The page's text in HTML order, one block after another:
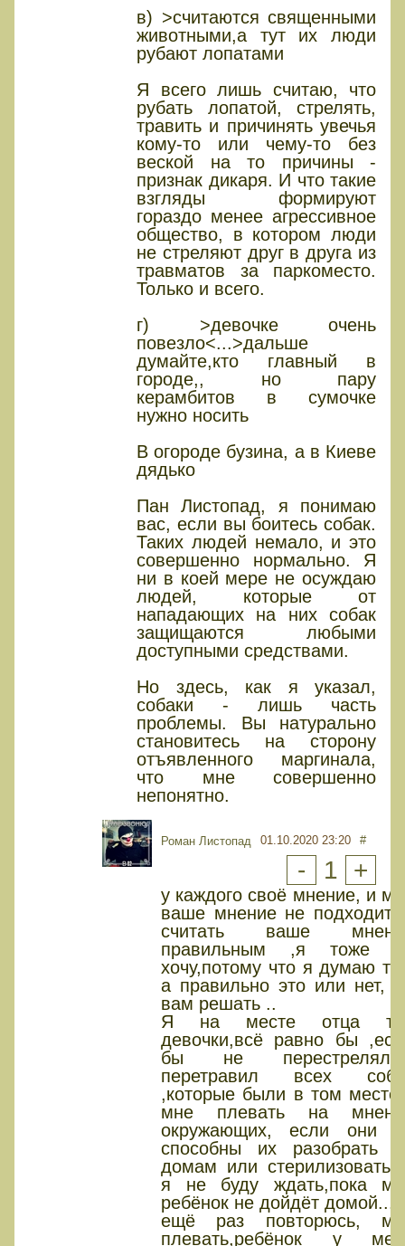
в) >считаются священными
животными,а тут их люди
рубают лопатами
Я всего лишь считаю, что
рубать лопатой, стрелять,
травить и причинять увечья
кому-то или чему-то без
веской на то причины -
признак дикаря. И что такие
взгляды формируют
гораздо менее агрессивное
общество, в котором люди
не стреляют друг в друга из
травматов за паркоместо.
Только и всего.
г) >девочке очень
повезло<...>дальше
думайте,кто главный в
городе,, но пару
керамбитов в сумочке
нужно носить
В огороде бузина, а в Киеве
дядько
Пан Листопад, я понимаю
вас, если вы боитесь собак.
Таких людей немало, и это
совершенно нормально. Я
ни в коей мере не осуждаю
людей, которые от
нападающих на них собак
защищаются любыми
доступными средствами.
Но здесь, как я указал,
собаки - лишь часть
проблемы. Вы натурально
становитесь на сторону
отъявленного маргинала,
что мне совершенно
непонятно.
Роман Листопад 01.10.2020 23:20 #
- 1 +
у каждого своё мнение, и
ваше мнение не подходит,
считать ваше
правильным ,я тоже
хочу,потому что я думаю
а правильно это или нет,
вам решать ..
Я на месте отца
девочки,всё равно бы
бы не
перетравил всех
,которые были в том
мне плевать на
окружающих, если они
способны их разобрать
домам или
я не буду ждать,пока
ребёнок не дойдёт домой...
ещё раз повторюсь,
плевать,ребёнок у